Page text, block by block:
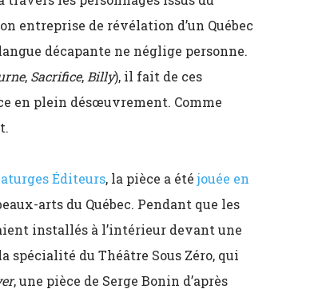
entreprise de révélation d’un Québec
décapante ne néglige personne.
, Sacrifice, Billy), il fait de ces
en plein désœuvrement. Comme
Éditeurs, la pièce a étéjouée en
arts du Québec. Pendant que les
installés à l’intérieur devant une
du Théâtre Sous Zéro, qui
, une pièce de Serge Bonin d’après